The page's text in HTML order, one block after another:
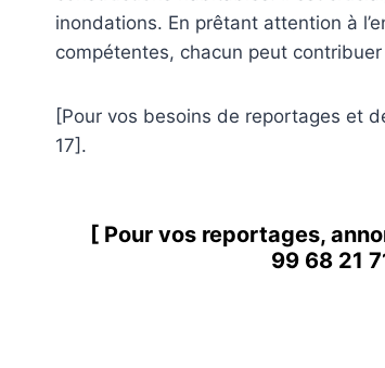
inondations. En prêtant attention à
compétentes, chacun peut
[Pour vos besoins de reportages et
17].
[ Pour vos reportages,
99 68 21